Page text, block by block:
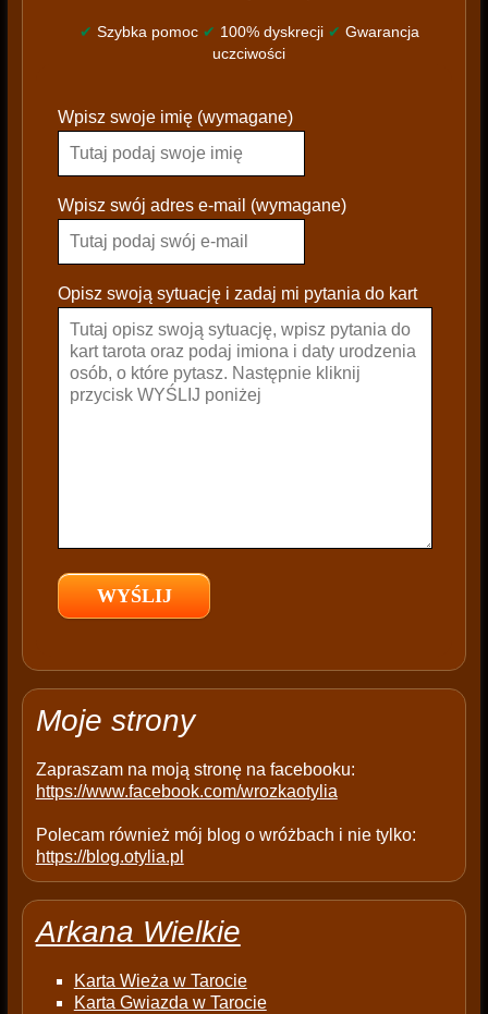
✔ Szybka pomoc ✔ 100% dyskrecji ✔ Gwarancja
uczciwości
l
a
s
e
a
e
e
p
y
Wpisz swoje imię (wymagane)
Wpisz swój adres e-mail (wymagane)
Opisz swoją sytuację i zadaj mi pytania do kart
Moje strony
Zapraszam na moją stronę na facebooku:
https://www.facebook.com/wrozkaotylia
Polecam również mój blog o wróżbach i nie tylko:
https://blog.otylia.pl
Arkana Wielkie
Karta Wieża w Tarocie
Karta Gwiazda w Tarocie